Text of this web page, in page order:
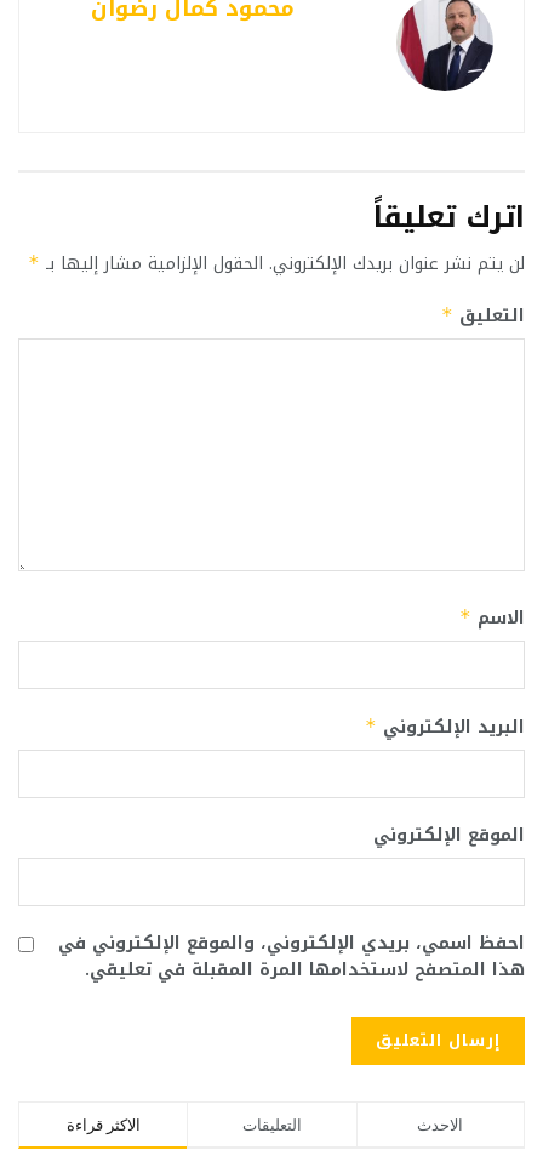
محمود كمال رضوان
اترك تعليقاً
لن يتم نشر عنوان بريدك الإلكتروني. الحقول الإلزامية مشار إليها بـ *
التعليق *
الاسم *
البريد الإلكتروني *
الموقع الإلكتروني
احفظ اسمي، بريدي الإلكتروني، والموقع الإلكتروني في
هذا المتصفح لاستخدامها المرة المقبلة في تعليقي.
الاكثر قراءة التعليقات الاحدث